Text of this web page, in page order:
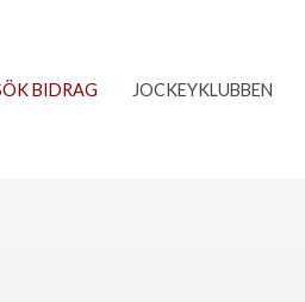
BIDRAG JOCKEYKLUBBEN